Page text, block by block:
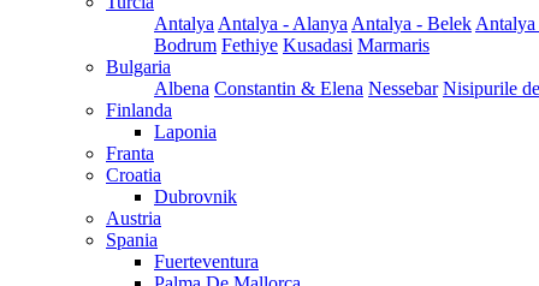
Antalya Antalya - Alanya Antalya - Belek
Bodrum Fethiye Kusadasi Marmaris
Bulgaria
Albena Constantin & Elena Nessebar Nisipurile
Finlanda
Laponia
Franta
Croatia
Dubrovnik
Austria
Spania
Fuerteventura